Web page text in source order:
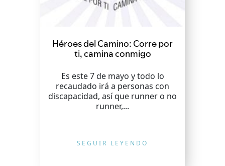
Héroes del Camino: Corre por
ti, camina conmigo
Es este 7 de mayo y todo lo
recaudado irá a personas con
discapacidad, así que runner o no
runner,...
SEGUIR LEYENDO